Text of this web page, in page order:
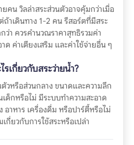
คน วิลล่าสระส่วนตัวอาจคุ้มกว่าเมื่อ
าเดินทาง 1-2 คน รีสอร์ตที่มีสระ
ว่า ควรคำนวณราคาสุทธิรวมค่า
ด ค่าเตียงเสริม และค่าใช้จ่ายอื่น ๆ
เกี่ยวกับสระว่ายน้ำ?
ตัวหรือส่วนกลาง ขนาดและความลึก
เด็กหรือไม่ มีระบบทำความสะอาด
อาหาร เครื่องดื่ม หรือปาร์ตี้หรือไม่
กี่ยวกับการใช้สระหรือเปล่า